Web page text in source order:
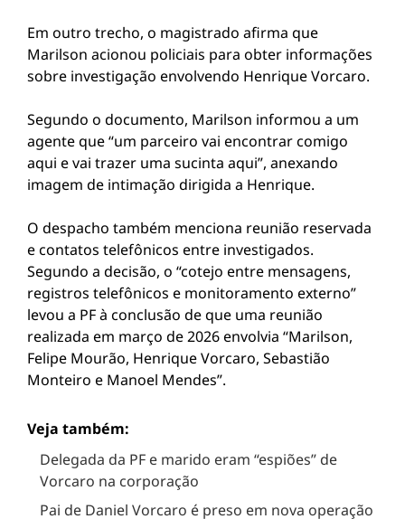
Em outro trecho, o magistrado afirma que
Marilson acionou policiais para obter informações
sobre investigação envolvendo Henrique Vorcaro.
Segundo o documento, Marilson informou a um
agente que “um parceiro vai encontrar comigo
aqui e vai trazer uma sucinta aqui”, anexando
imagem de intimação dirigida a Henrique.
O despacho também menciona reunião reservada
e contatos telefônicos entre investigados.
Segundo a decisão, o “cotejo entre mensagens,
registros telefônicos e monitoramento externo”
levou a PF à conclusão de que uma reunião
realizada em março de 2026 envolvia “Marilson,
Felipe Mourão, Henrique Vorcaro, Sebastião
Monteiro e Manoel Mendes”.
Veja também:
Delegada da PF e marido eram “espiões” de
Vorcaro na corporação
Pai de Daniel Vorcaro é preso em nova operação